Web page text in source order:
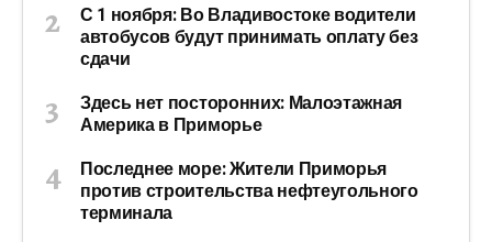
С 1 ноября: Во Владивостоке водители
автобусов будут принимать оплату без
сдачи
Здесь нет посторонних: Малоэтажная
Америка в Приморье
Последнее море: Жители Приморья
против строительства нефтеугольного
терминала